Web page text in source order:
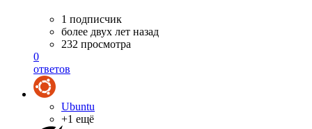
1 подписчик
более двух лет назад
232 просмотра
0
ответов
Ubuntu
+1 ещё